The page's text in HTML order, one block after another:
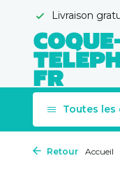
Livraison
Toutes
Retour Accueil